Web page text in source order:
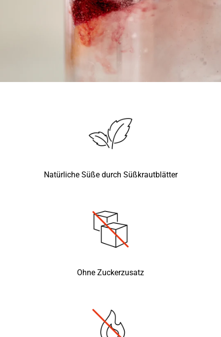
Natürliche Süße durch Süßkrautblätter
Ohne Zuckerzusatz